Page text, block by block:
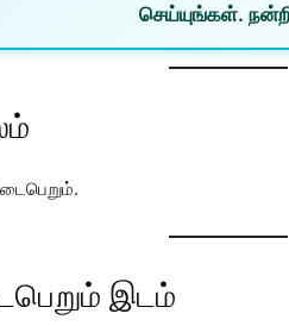
செய்யுங்கள்.
இடம்